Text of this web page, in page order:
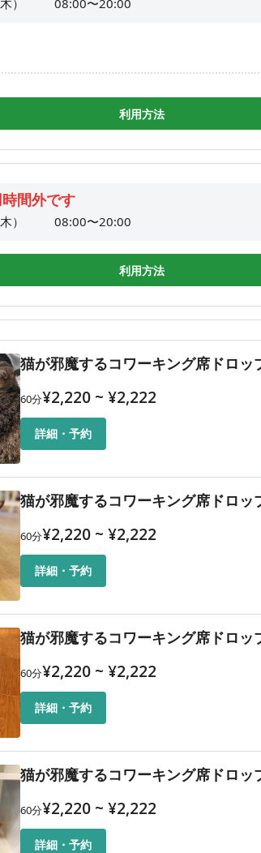
）
08:00〜20:00
）
08:00〜20:00
月）
08:00〜20:00
08:00〜20:00利用方法
間外です
）
08:00〜20:00
08:00〜20:00
月）
08:00〜20:00
火）
08:00〜20:00
水）
08:00〜20:00
利用方法
猫が邪魔するコワーキング席ドロ
60分¥2,220 ~ ¥2,222
詳細・予約
猫が邪魔するコワーキング席ドロ
60分¥2,220 ~ ¥2,222
詳細・予約
猫が邪魔するコワーキング席ドロ
60分¥2,220 ~ ¥2,222
詳細・予約
猫が邪魔するコワーキング席ドロ
60分¥2,220 ~ ¥2,222
詳細・予約